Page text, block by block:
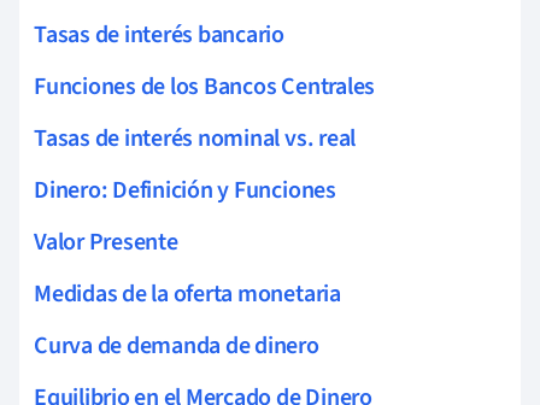
Tasas de interés bancario
Funciones de los Bancos Centrales
Tasas de interés nominal vs. real
Dinero: Definición y Funciones
Valor Presente
Medidas de la oferta monetaria
Curva de demanda de dinero
Equilibrio en el Mercado de Dinero